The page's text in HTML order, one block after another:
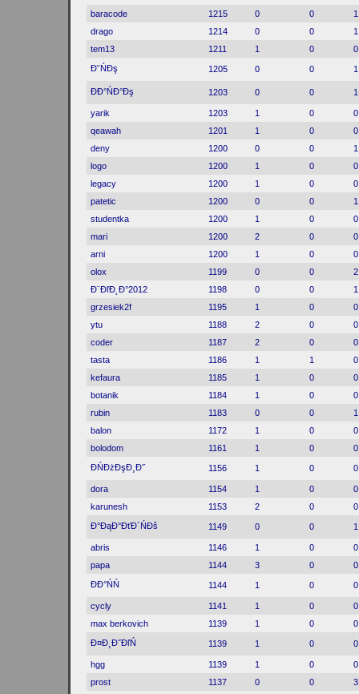
baracode
1215 0 0
1
drago
1214 0 0
1
tem13
1211 1 0
0
Đ˘ŃĐş
1205 0 0 1
ĐĐ°ŃĐ°Đş 1203 0 0 1
yarik 1203 1 0
0
qeawah
1201 1 0
0
deny
1200 0 0
1
logo
1200 1 0
0
legacy
1200 1 0
0
patetic
1200 0 0
1
studentka
1200 1 0
0
mari
1200 2 0
0
arni
1200 1 0
0
olox
1199 0 0
2
Đ¨ĐľĐ˛Đ°2012
1198 0 0
1
grzesiek2f
1195 1 0
0
ytu
1188 2 0
0
coder
1187 2 0
0
tasta
1186 1 1
0
kefaura
1185 1 0
0
botanik
1184 1 0
0
rubin
1183 0 0
1
balon
1172 1 0
0
bolodom
1161 1 0
0
ĐŃĐżĐşĐ¸Đ˝
1156 1 0 0
dora 1154 1 0
0
karunesh
1153 2 0
0
Đ°ĐąĐ°ĐťĐ´ŃĐš
1149 0 0 1
abris 1146 1 0
0
papa
1144 3 0
0
ĐĐ°ŃŃ
1144 1 0 0
cycly 1141 1 0
0
max berkovich
1139 1 0
0
Đ¤Đ¸Đ˝ĐľŃ
1139 1 0 0
hgg 1139 1 0
0
prost
1137 0 0
3